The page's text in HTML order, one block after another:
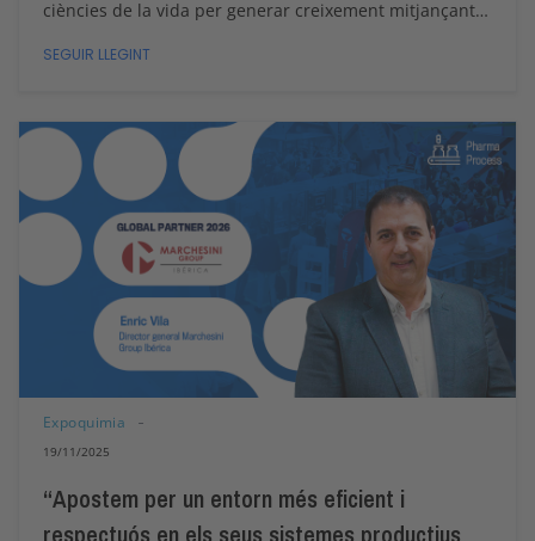
ciències de la vida per generar creixement mitjançant…
SEGUIR LLEGINT
Expoquimia
19/11/2025
“Apostem per un entorn més eficient i
respectuós en els seus sistemes productius